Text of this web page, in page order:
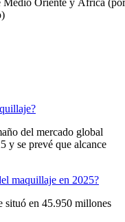
del mercado global
y se prevé que alcance
maquillaje en 2025?
situó en 45.950 millones